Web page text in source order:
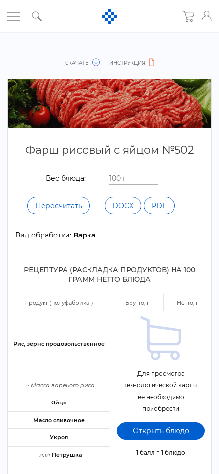
СКАЧАТЬ ИНСТРУКЦИЯ
Фарш рисовый с яйцом №502
ес блюда:
Пересчитать DOCX PDF
ид обработки: арка
РЕЦЕПТУРА (РАСКЛАДКА ПРОДУКТОВ) НА 100
ГРАММ НЕТТО БЛЮДА
Продукт (полуфабрикат) Брутто, Нетто,
Рис, зерно продовольственное
Для просмотра
технологической карты,
ее необходимо
приобрести
Открыть блюдо
1 балл = 1 блюдо
~ Масса вареного риса
Яйцо
Масло сливочное
Укроп
или Петрушка